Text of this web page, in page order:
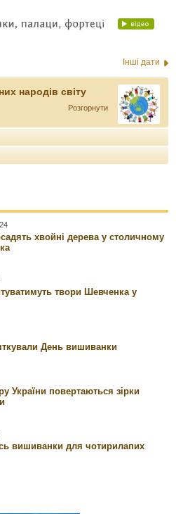
Інші дати
народів світу
Розгорнути
хвойні дерева у столичному
твори Шевченка у
День вишиванки
України повертаються зірки
вишиванки для чотирилапих